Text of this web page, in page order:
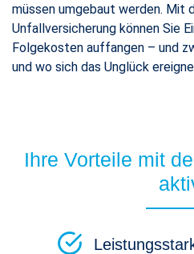
müssen umgebaut werden. Mit
Unfallversicherung können Sie
Folgekosten auffangen – und
und wo sich das Unglück
Ihre Vorteile mit